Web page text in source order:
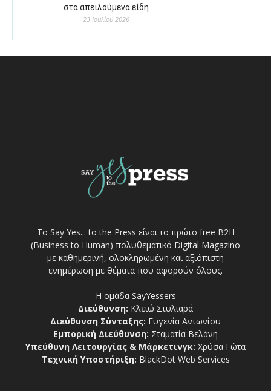
στα απειλούμενα είδη
23 Ιουλίου 2026
Το Say Yes... to the Press είναι το πρώτο free Β2Η
(Business to Human) πολυθεματικό Digital Magazino
με καθημερινή, ολοκληρωμένη και αξιόπιστη
ενημέρωση με θέματα που αφορούν όλους.
Η ομάδα SayYessers
Διεύθυνση: Κλειώ Στυλιαρά
Διεύθυνση Σύνταξης: Ευγενία Αντωνίου
Εμπορική Διεύθυνση: Σταματία Βελάνη
Υπεύθυνη Λειτουργίας & Μάρκετινγκ: Χρύσα Γώτα
Τεχνική Υποστήριξη: BlackDot Web Services